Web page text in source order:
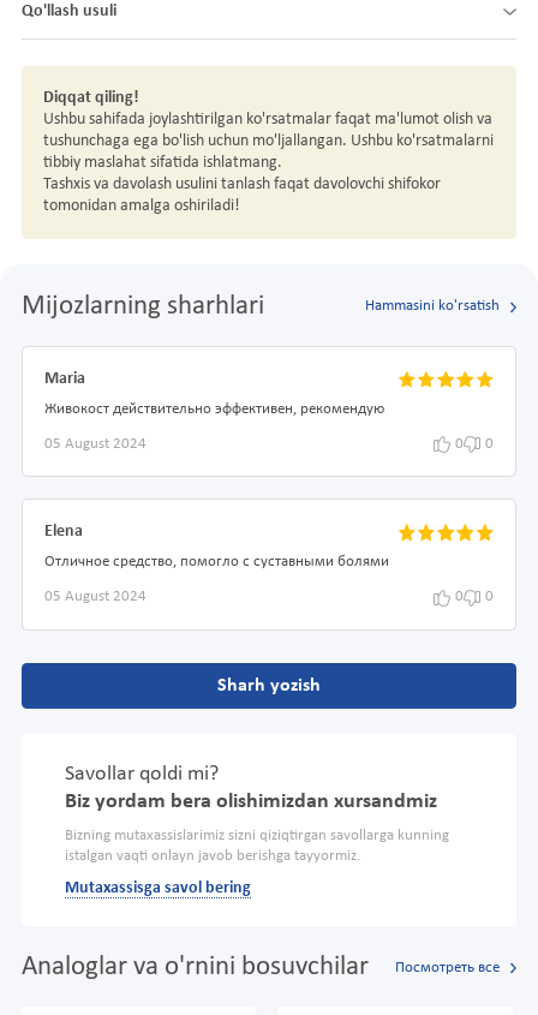
Qo'llash usuli
Diqqat qiling!
Ushbu sahifada joylashtirilgan ko'rsatmalar faqat ma'lumot olish va
tushunchaga ega bo'lish uchun mo'ljallangan. Ushbu ko'rsatmalarni
tibbiy maslahat sifatida ishlatmang.
Tashxis va davolash usulini tanlash faqat davolovchi shifokor
tomonidan amalga oshiriladi!
Mijozlarning sharhlari Hammasini ko'rsatish
Maria
Живокост действительно эффективен, рекомендую
05 August 2024 0 0
Elena
Отличное средство, помогло с суставными болями
05 August 2024 0 0
Sharh yozish
Savollar qoldi mi?
Biz yordam bera olishimizdan xursandmiz
Bizning mutaxassislarimiz sizni qiziqtirgan savollarga kunning
istalgan vaqti onlayn javob berishga tayyormiz.
Mutaxassisga savol bering
Analoglar va o'rnini bosuvchilar Посмотреть все